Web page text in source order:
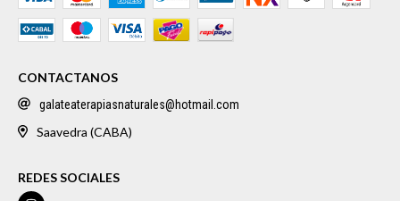
CONTACTANOS
galateaterapiasnaturales@hotmail.com
Saavedra (CABA)
REDES SOCIALES